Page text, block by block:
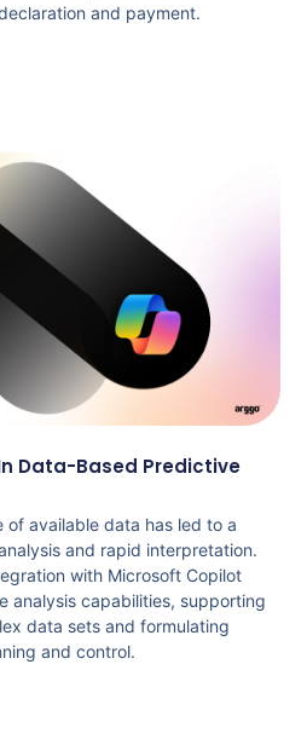
and payment.
Data-Based Predictive
of available data has led to a
and rapid interpretation.
with Microsoft Copilot
analysis capabilities, supporting
data sets and formulating
and control.